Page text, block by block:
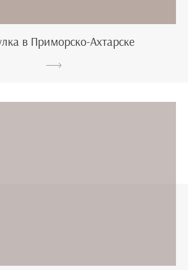
в Приморско-Ахтарске